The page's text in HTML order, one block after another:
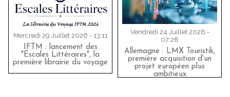
Mercredi 29 Juillet 2026 - 13:11
IFTM : lancement des
"Escales Littéraires", la
première librairie du voyage
Vendredi 24 Juillet 2026 -
07:28
Allemagne : LMX Touristik,
première acquisition d'un
projet européen plus
ambitieux